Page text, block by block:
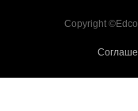
Copyright